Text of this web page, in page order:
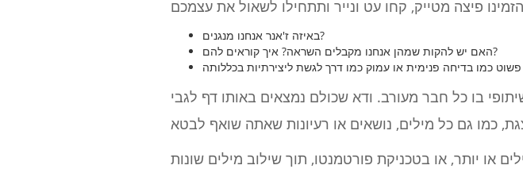
באיזה ז'אנר אנחנו מנגנים?
האם יש להקות שמהן אנחנו מקבלים השראה? איך קוראים להם?
בו כל חבר מעורב. ודא שכולם נמצאים באותו דף לגבי
יותר, או בטכניקת פורטמנטו, תוך שילוב מילים שונות